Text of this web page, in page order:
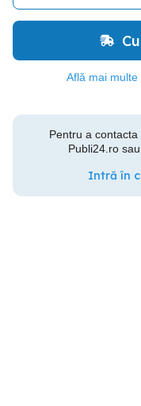
Află mai
Pentru a
Publi24.ro
Intră în